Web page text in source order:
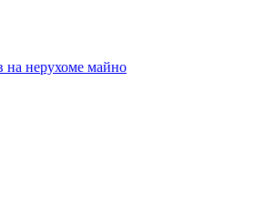
на нерухоме майно